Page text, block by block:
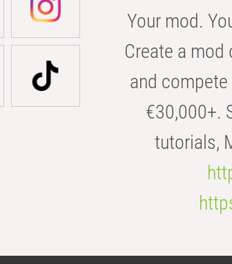
Your mod.
Create a
and
€30,000+.
tutorials,